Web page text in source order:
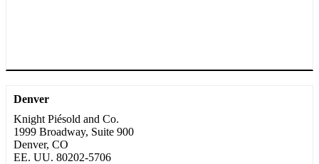
Denver
Knight Piésold and Co.
1999 Broadway, Suite 900
Denver, CO
EE. UU. 80202-5706